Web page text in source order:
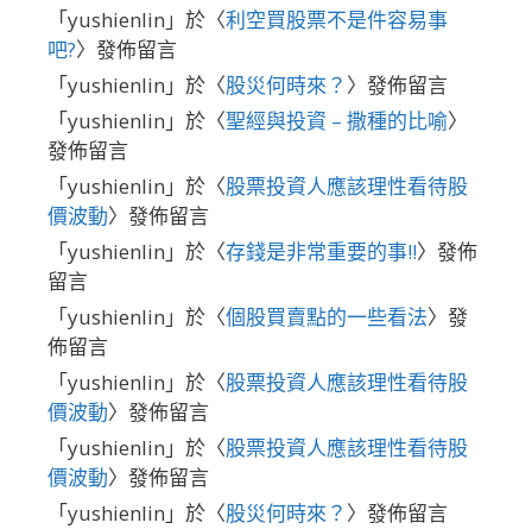
「yushienlin 」於〈利空買股票不是件容易事
吧?〉發佈留言
「yushienlin 」於〈股災何時來？ 〉發佈留言
「yushienlin 」於〈聖經與投資 – 撒種的比喻〉
發佈留言
「yushienlin 」於〈股票投資人應該理性看待股
價波動〉發佈留言
「yushienlin 」於〈存錢是非常重要的事!!〉發佈
留言
「yushienlin 」於〈個股買賣點的一些看法〉發
佈留言
「yushienlin 」於〈股票投資人應該理性看待股
價波動〉發佈留言
「yushienlin 」於〈股票投資人應該理性看待股
價波動〉發佈留言
「yushienlin 」於〈股災何時來？ 〉發佈留言